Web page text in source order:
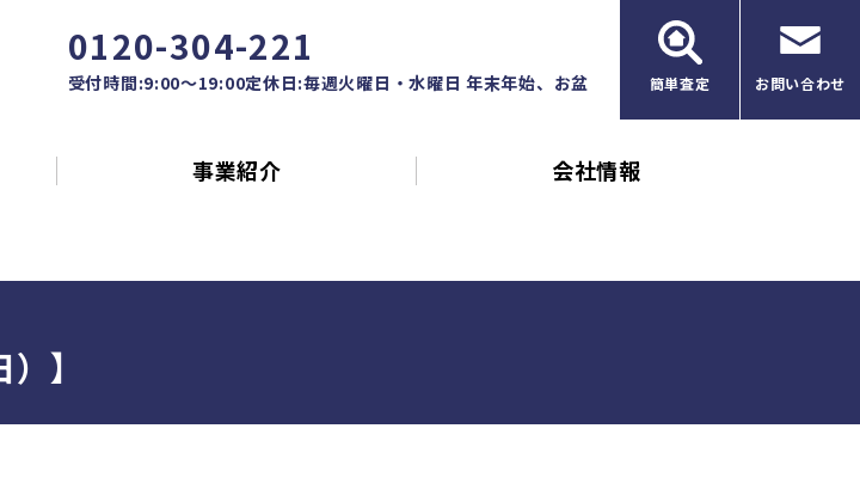
0120-304-221
受付時間:9:00～19:00定休日:毎週火曜日・水曜日 年末年始、お盆 簡単査定 お問い合わせ
事業紹介 会社情報
】